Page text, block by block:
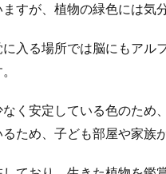
すが、植物の緑色には気
入る場所では脳にもアル
く安定している色のた
ため、子ども部屋や家族